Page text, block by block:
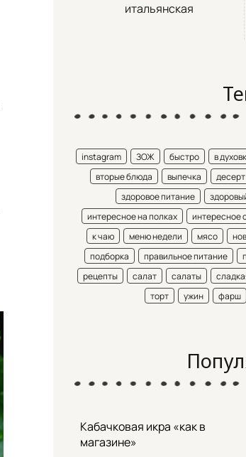
итальянская
instagram ЗОЖ быстро в
вторые блюда
выпечка десерт
здоровое питание
интересное на полках
интересное
к чаю
меню недели мясо
подборка
правильное питание
рецепты
салат салаты
торт
ужин фарш
Кабачковая икра «как в
магазине»